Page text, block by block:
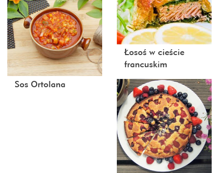
Sos Ortolana
Łosoś w cieście
francuskim